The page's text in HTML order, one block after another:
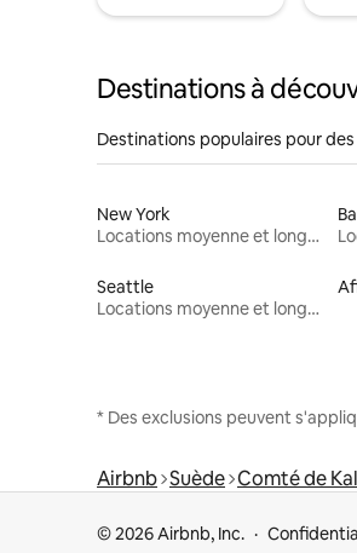
Destinations à
Destinations populaires pour
New York
Locations moyenne et longue durée
Seattle
Locations moyenne et longue durée
* Des exclusions peuvent
Airbnb Suède Comté de
© 2026 Airbnb, Inc.